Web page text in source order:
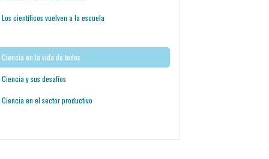
Los científicos vuelven a la escuela
Ciencia en la vida de todos
Ciencia y sus desafíos
Ciencia en el sector productivo